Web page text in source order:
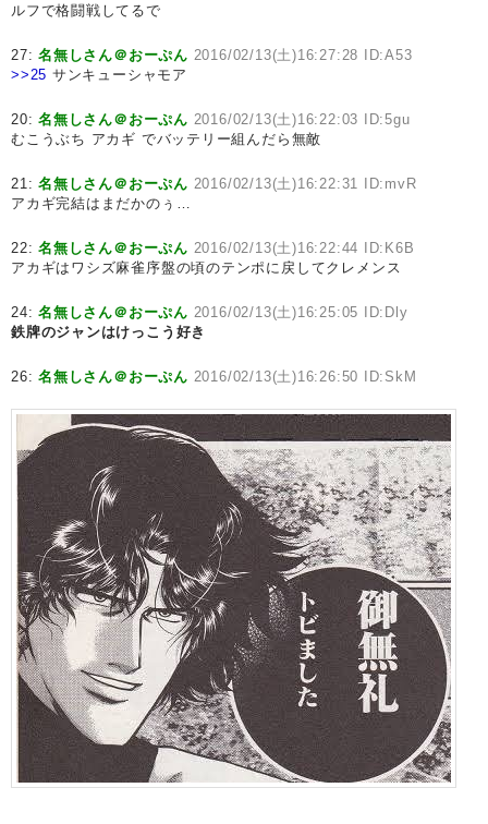
ルフで格闘戦してるで
27:名無しさん＠おーぷん 2016/02/13(土)16:27:28 ID:A53
>>25 サンキューシャモア
20:名無しさん＠おーぷん 2016/02/13(土)16:22:03 ID:5gu
むこうぶち アカギ でバッテリー組んだら無敵
21:名無しさん＠おーぷん 2016/02/13(土)16:22:31 ID:mvR
アカギ完結はまだかのぅ…
22:名無しさん＠おーぷん 2016/02/13(土)16:22:44 ID:K6B
アカギはワシズ麻雀序盤の頃のテンポに戻してクレメンス
24:名無しさん＠おーぷん 2016/02/13(土)16:25:05 ID:Dly
鉄牌のジャンはけっこう好き
26:名無しさん＠おーぷん 2016/02/13(土)16:26:50 ID:SkM